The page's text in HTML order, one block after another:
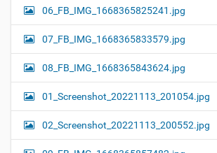
06_FB_IMG_1668365825241.jpg
07_FB_IMG_1668365833579.jpg
08_FB_IMG_1668365843624.jpg
01_Screenshot_20221113_201054.jpg
02_Screenshot_20221113_200552.jpg